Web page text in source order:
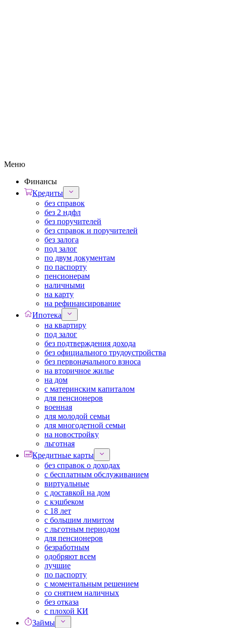
Меню
Финансы
Кредиты
без справок
без 2 ндфл
без поручителей
без справок и поручителей
без залога
под залог
по двум документам
по паспорту
пенсионерам
наличными
на карту
на рефинансирование
Ипотека
на квартиру
под залог
без подтверждения дохода
без официального трудоустройства
без первоначального взноса
на вторичное жилье
на дом
с материнским капиталом
для пенсионеров
военная
для молодой семьи
для многодетной семьи
на новостройку
льготная
Кредитные карты
без справок о доходах
с бесплатным обслуживанием
виртуальные
с доставкой на дом
с кэшбеком
с 18 лет
с большим лимитом
с льготным периодом
для пенсионеров
безработным
одобряют всем
лучшие
по паспорту
с моментальным решением
со снятием наличных
без отказа
с плохой КИ
Займы